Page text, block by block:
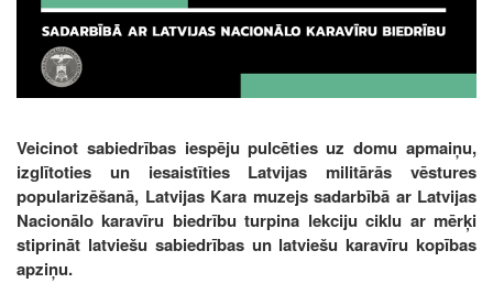
Veicinot sabiedrības iespēju pulcēties uz domu apmaiņu,
izglītoties un iesaistīties Latvijas militārās vēstures
popularizēšanā, Latvijas Kara muzejs sadarbībā ar Latvijas
Nacionālo karavīru biedrību turpina lekciju ciklu ar mērķi
stiprināt latviešu sabiedrības un latviešu karavīru kopības
apziņu.